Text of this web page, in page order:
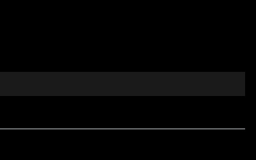
culori, ci o reproducere fidelă a
îmbrăcat în stofă". Acest efect adaugă
sale reci de albastru contrastează superb